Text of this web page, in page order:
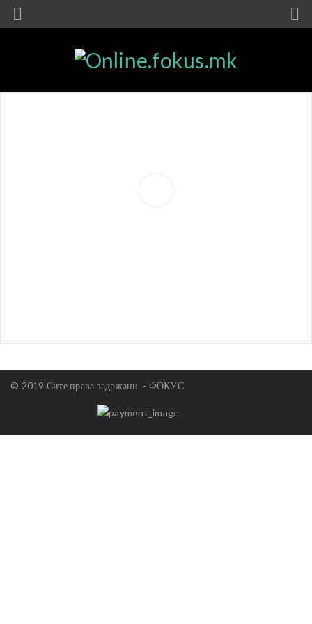
© 2019 Сите права задржани - ФОКУС